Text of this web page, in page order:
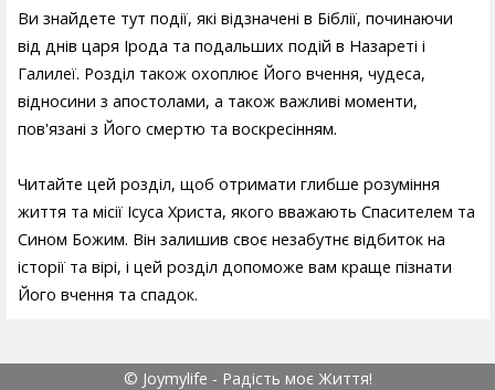
Ви знайдете тут події, які відзначені в Біблії, починаючи
від днів царя Ірода та подальших подій в Назареті і
Галилеї. Розділ також охоплює Його вчення, чудеса,
відносини з апостолами, а також важливі моменти,
пов'язані з Його смертю та воскресінням.
Читайте цей розділ, щоб отримати глибше розуміння
життя та місії Ісуса Христа, якого вважають Спасителем та
Сином Божим. Він залишив своє незабутнє відбиток на
історії та вірі, і цей розділ допоможе вам краще пізнати
Його вчення та спадок.
© Joymylife - Радість моє Життя!